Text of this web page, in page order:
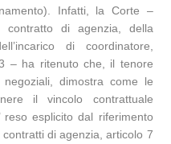
Infatti, la Corte –
contratto di agenzia, della
di coordinatore,
– ha ritenuto che, il tenore
dimostra come le
il vincolo contrattuale
reso esplicito dal riferimento
contratti di agenzia, articolo 7